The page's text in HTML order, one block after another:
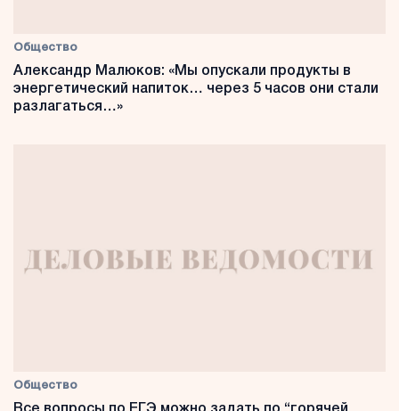
Общество
Александр Малюков: «Мы опускали продукты в
энергетический напиток… через 5 часов они стали
разлагаться…»
Общество